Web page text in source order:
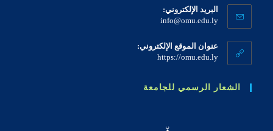
البريد الإلكتروني:
info@omu.edu.ly
عنوان الموقع الإلكتروني:
https://omu.edu.ly
الشعار الرسمي للجامعة